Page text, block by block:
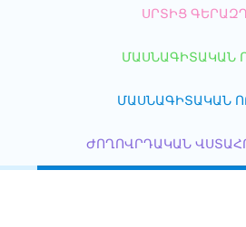
ՍՐՏԻՑ
ՄԱՍՆԱԳԻՏԱԿԱՆ
ՄԱՍՆԱԳԻՏԱԿԱՆ
ԺՈՂՈՎՐԴԱԿԱՆ